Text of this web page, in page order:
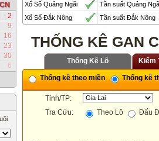
CN
2
9
16
23
30
6
Xổ Số Quảng Ngãi
Tần suất Quảng
Xổ Số Đắk Nông
Tần suất Đắk Nông
THỐNG KÊ GAN
Thống Kê Lô Kiểm
Thống kê theo miền Thống kê
Tỉnh/TP:
Tra Cứu:
Theo Lô Đấu